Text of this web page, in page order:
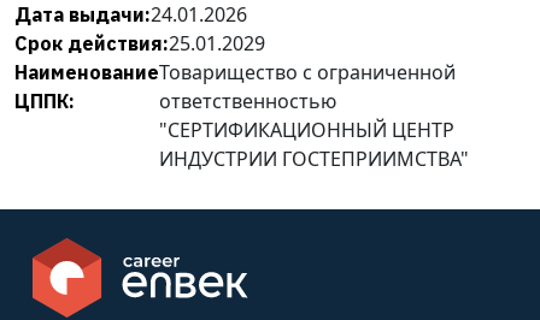
Дата выдачи:24.01.2026
Срок действия:25.01.2029
Наименование
ЦППК:
Товарищество с ограниченной
ответственностью
"СЕРТИФИКАЦИОННЫЙ ЦЕНТР
ИНДУСТРИИ ГОСТЕПРИИМСТВА"